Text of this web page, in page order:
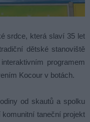
srdce, která slaví 35 let
dětské stanoviště
programem
Kocour v botách.
od skautů a spolku
taneční projekt